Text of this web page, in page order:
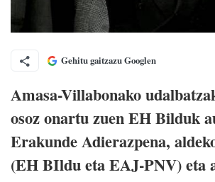
Gehitu gaitzazu Googlen
Amasa-Villabonako
osoz onartu zuen EH Bilduk
Erakunde Adierazpena,
(EH BIldu eta EAJ-PNV) eta